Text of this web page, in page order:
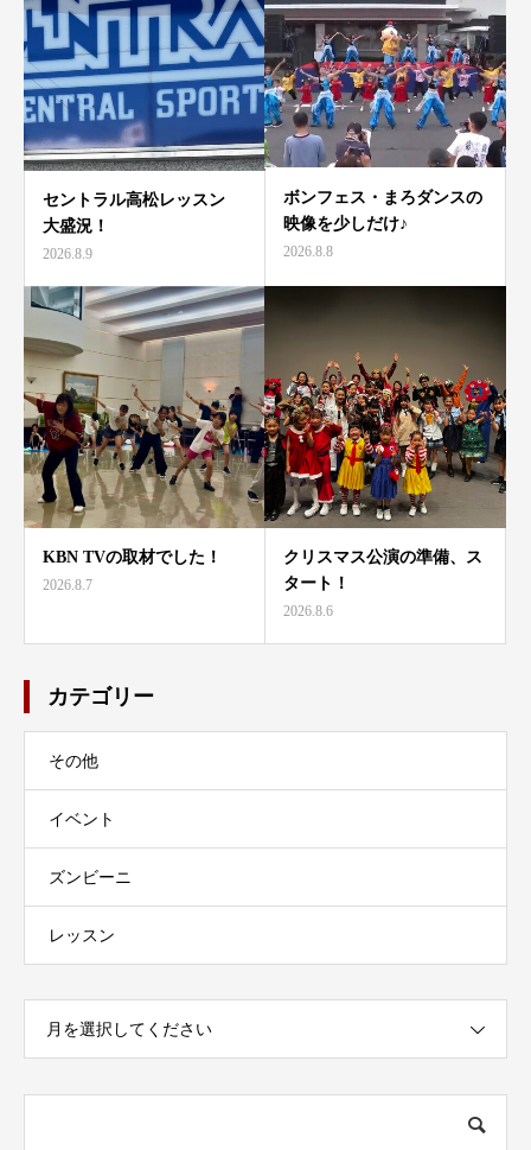
セントラル高松レッスン
大盛況！
2026.8.9
ボンフェス・まろダンスの
映像を少しだけ♪
2026.8.8
KBN TVの取材でした！
2026.8.7
クリスマス公演の準備、ス
タート！
2026.8.6
カテゴリー
その他
イベント
ズンビーニ
レッスン
月を選択してください